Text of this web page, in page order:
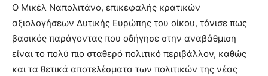
Ο Μικέλ Ναπολιτάνο, επικεφαλής κρατικών
αξιολογήσεων Δυτικής Ευρώπης του οίκου, τόνισε πως
βασικός παράγοντας που οδήγησε στην αναβάθμιση
είναι το πολύ πιο σταθερό πολιτικό περιβάλλον, καθώς
και τα θετικά αποτελέσματα των πολιτικών της νέας